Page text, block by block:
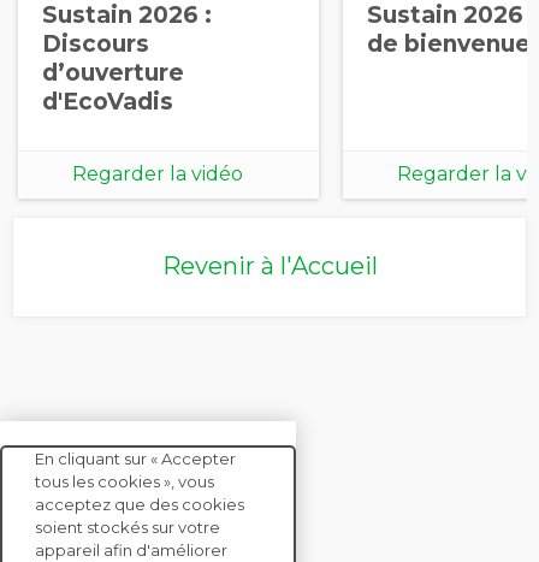
Sustain 2026 :
Discours
d’ouverture
d'EcoVadis
Regarder la vidéo
Sustain 2026
de bienvenue
Regarder la
Revenir à l'Accueil
CONTACTEZ-NOUS
En cliquant sur « Accepter
tous les cookies », vous
acceptez que des cookies
soient stockés sur votre
appareil afin d'améliorer